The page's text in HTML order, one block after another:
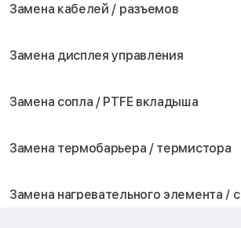
Замена кабелей / разъемов
Замена дисплея управления
Замена сопла / PTFE вкладыша
Замена термобарьера / термистора
Замена нагревательного элемента /